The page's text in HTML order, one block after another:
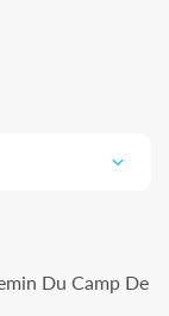
Du Camp De